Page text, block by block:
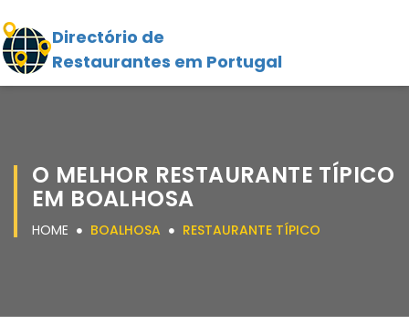
Directório de
Restaurantes em Portugal
O MELHOR RESTAURANTE TÍPICO
EM BOALHOSA
HOME BOALHOSA RESTAURANTE TÍPICO